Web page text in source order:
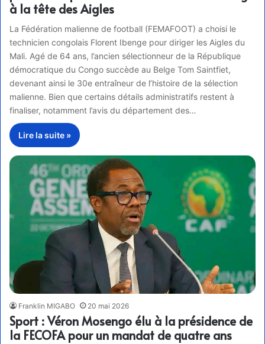
à la tête des Aigles
La Fédération malienne de football (FEMAFOOT) a choisi le
technicien congolais Florent Ibenge pour diriger les Aigles du
Mali. Agé de 64 ans, l’ancien sélectionneur de la République
démocratique du Congo succède au Belge Tom Saintfiet,
devenant ainsi le 30e entraîneur de l’histoire de la sélection
malienne. Bien que certains détails administratifs restent à
finaliser, notamment l’avis du département des…
Lire la suite »
Franklin MIGABO 20 mai 2026
Sport : Véron Mosengo élu à la présidence de
la FECOFA pour un mandat de quatre ans